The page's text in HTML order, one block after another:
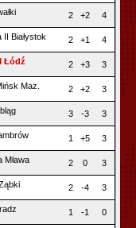
2 +2 4
II Białystok 2 +1 4
Łódź 2 +3 3
Maz. 2 +2 3
3 -3 3
1 +5 3
Mława 2 0 3
2 -4 3
1 -1 0